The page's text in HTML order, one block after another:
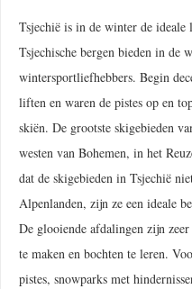
Tsjechië is in de winter de
Tsjechische bergen bieden in
wintersportliefhebbers. Begin
liften en waren de pistes op en
skiën. De grootste skigebieden
westen van Bohemen, in het
dat de skigebieden in Tsjechië
Alpenlanden, zijn ze een ideale
De glooiende afdalingen zijn
te maken en bochten te leren.
pistes, snowparks met